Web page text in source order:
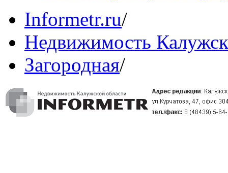
Informetr.ru/
Недвижимость
Загородная/